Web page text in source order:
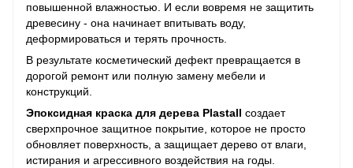
повышенной влажностью. И если вовремя не защитить
древесину - она начинает впитывать воду,
деформироваться и терять прочность.
В результате косметический дефект превращается в
дорогой ремонт или полную замену мебели и
конструкций.
Эпоксидная краска для дерева Plastall создает
сверхпрочное защитное покрытие, которое не просто
обновляет поверхность, а защищает дерево от влаги,
истирания и агрессивного воздействия на годы.